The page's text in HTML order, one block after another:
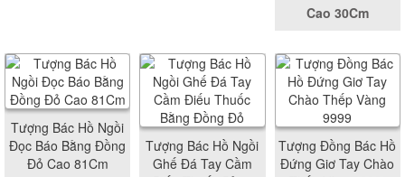
Cao 30Cm
Tượng Bác Hồ Ngồi
Đọc Báo Bằng Đồng
Đỏ Cao 81Cm
Tượng Bác Hồ Ngồi
Ghế Đá Tay Cầm
Tượng Đồng Bác Hồ
Đứng Giơ Tay Chào